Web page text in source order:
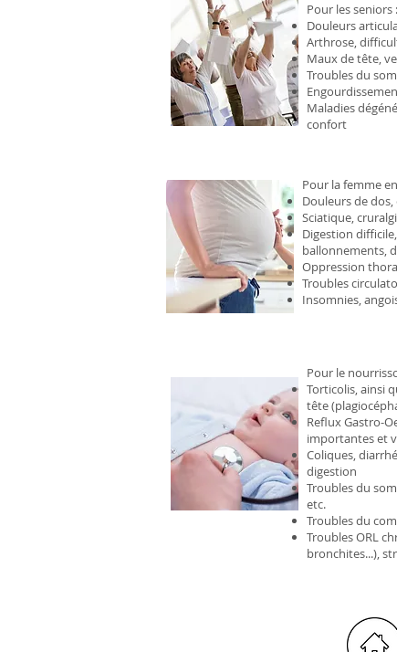
Pour les seniors :
Douleurs
Arthrose,
Maux de tête,
Troubles du
Maladies
confort
Pour la femme
Douleurs de dos,
Sciatique,
Digestion
ballonnements,
Oppression
Troubles
Insomnies,
Pour le
Torticolis, ainsi
tête
Reflux Gastro-
importantes et
Coliques,
digestion
Troubles du
etc.
Troubles du
Troubles ORL
bronchites...),